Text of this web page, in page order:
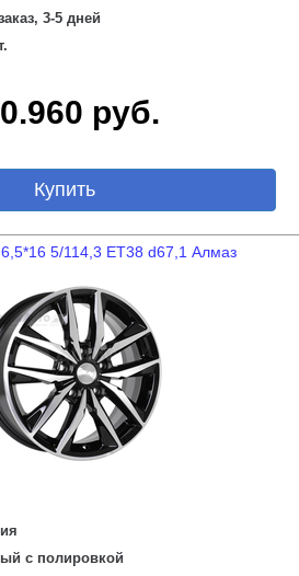
3-5 дней
руб.
Купить
5/114,3 ET38 d67,1 Алмаз
с полировкой